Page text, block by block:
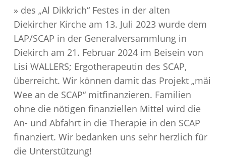
» des „Al Dikkrich“ Festes in der alten
Diekircher Kirche am 13. Juli 2023 wurde dem
LAP/SCAP in der Generalversammlung in
Diekirch am 21. Februar 2024 im Beisein von
Lisi WALLERS; Ergotherapeutin des SCAP,
überreicht. Wir können damit das Projekt „mäi
Wee an de SCAP“ mitfinanzieren. Familien
ohne die nötigen finanziellen Mittel wird die
An- und Abfahrt in die Therapie in den SCAP
finanziert. Wir bedanken uns sehr herzlich für
die Unterstützung!